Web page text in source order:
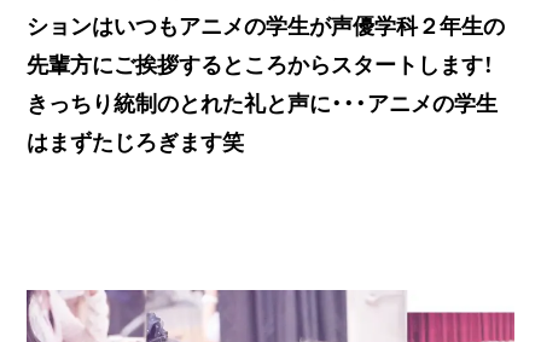
ションはいつもアニメの学生が声優学科２年生の
先輩方にご挨拶するところからスタートします！
きっちり統制のとれた礼と声に・・・アニメの学生
はまずたじろぎます笑